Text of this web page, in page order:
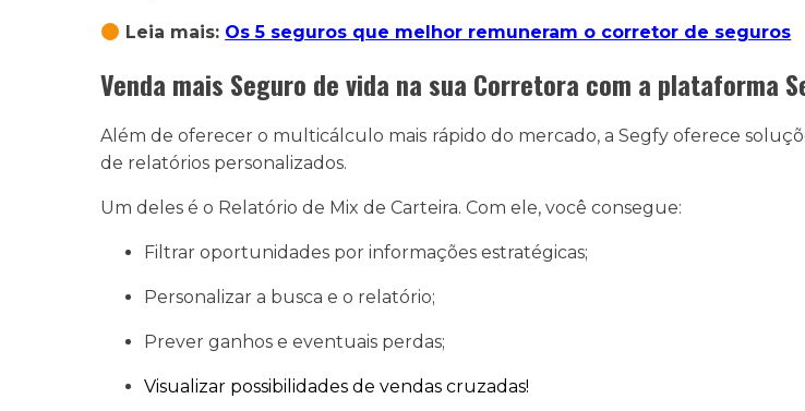
Leia mais: Os 5 seguros que melhor remuneram o corretor de seguros
Venda mais Seguro de vida na sua Corretora com a plataforma
Além de oferecer o multicálculo mais rápido do mercado, a Segfy oferece
de relatórios personalizados.
Um deles é o Relatório de Mix de Carteira. Com ele, você consegue:
Filtrar oportunidades por informações estratégicas;
Personalizar a busca e o relatório;
Prever ganhos e eventuais perdas;
Visualizar possibilidades de vendas cruzadas!